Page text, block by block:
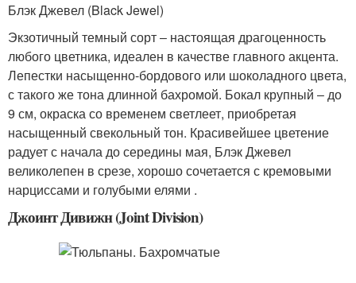
Блэк Джевел (Black Jewel)
Экзотичный темный сорт ‒ настоящая драгоценность
любого цветника, идеален в качестве главного акцента.
Лепестки насыщенно-бордового или шоколадного цвета,
с такого же тона длинной бахромой. Бокал крупный ‒ до
9 см, окраска со временем светлеет, приобретая
насыщенный свекольный тон. Красивейшее цветение
радует с начала до середины мая, Блэк Джевел
великолепен в срезе, хорошо сочетается с кремовыми
нарциссами и голубыми елями .
Джоинт Дивижн (Joint Division)